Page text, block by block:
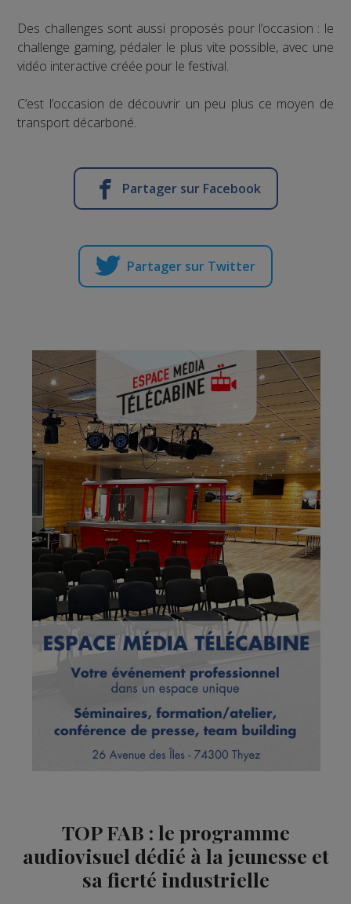
Des challenges sont aussi proposés pour l’occasion : le
challenge gaming, pédaler le plus vite possible, avec une
vidéo interactive créée pour le festival.
C’est l’occasion de découvrir un peu plus ce moyen de
transport décarboné.
Partager sur Facebook
Partager sur Twitter
TOP FAB : le programme
audiovisuel dédié à la jeunesse et
sa fierté industrielle